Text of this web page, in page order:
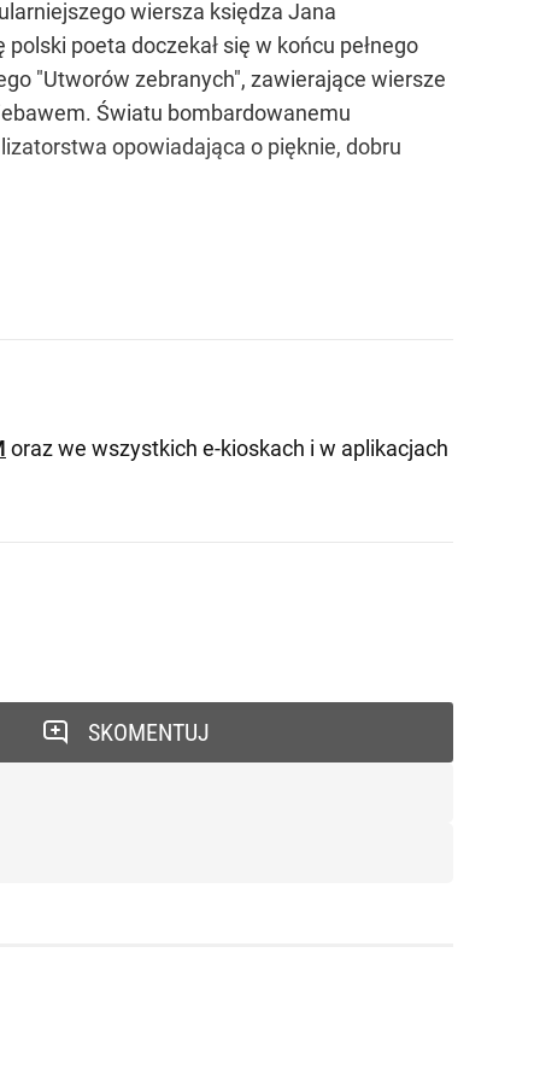
wiersza księdza Jana
poeta doczekał się w końcu pełnego
"Utworów zebranych", zawierające wiersze
Światu bombardowanemu
opowiadająca o pięknie, dobru
oraz we wszystkich e-kioskach i w aplikacjach
SKOMENTUJ